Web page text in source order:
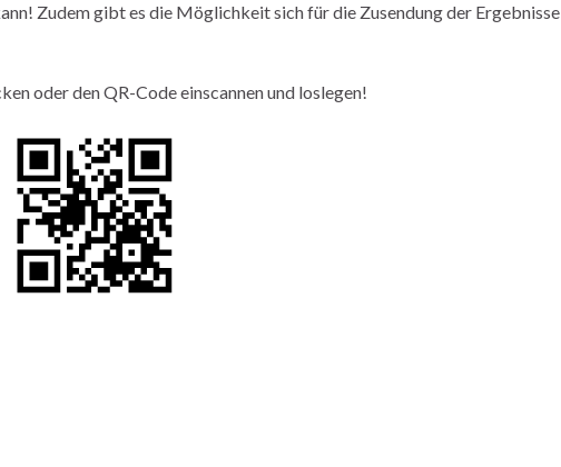
Zudem gibt es die Möglichkeit sich für die Zusendung der Ergebnisse
oder den QR-Code einscannen und loslegen!